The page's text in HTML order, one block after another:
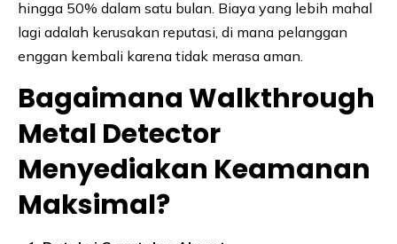
hingga 50% dalam satu bulan. Biaya yang lebih mahal
lagi adalah kerusakan reputasi, di mana pelanggan
enggan kembali karena tidak merasa aman.
Bagaimana Walkthrough
Metal Detector
Menyediakan Keamanan
Maksimal?